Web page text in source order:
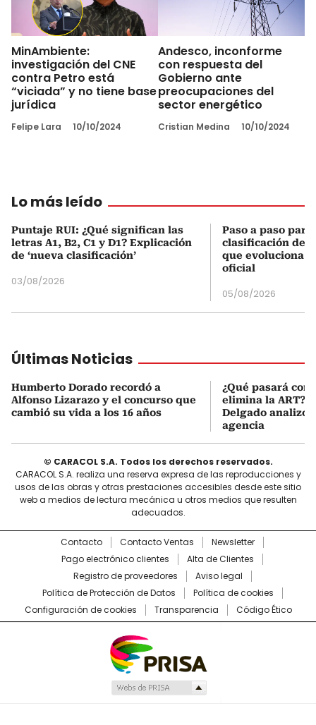
MinAmbiente:
investigación del CNE
contra Petro está
“viciada” y no tiene base
jurídica
Felipe Lara 10/10/2024
Andesco, inconforme
con respuesta del
Gobierno ante
preocupaciones del
sector energético
Cristian Medina 10/10/2024
Lo más leído
Puntaje RUI: ¿Qué significan las
letras A1, B2, C1 y D1? Explicación
de ‘nueva clasificación’
03/08/2026
Paso a paso
clasificación del
que evoluciona
oficial
05/08/2026
Últimas Noticias
Humberto Dorado recordó a
Alfonso Lizarazo y el concurso que
cambió su vida a los 16 años
¿Qué pasará con
elimina la ART?
Delgado analizó
agencia
© CARACOL S.A. Todos los derechos reservados.
CARACOL S.A. realiza una reserva expresa de las reproducciones y
usos de las obras y otras prestaciones accesibles desde este sitio
web a medios de lectura mecánica u otros medios que resulten
adecuados.
Contacto Contacto Ventas
Newsletter
Pago electrónico clientes
Alta de Clientes
Registro de proveedores
Aviso legal
Política de Protección de Datos
Política de cookies
Configuración de cookies
Transparencia Código Ético